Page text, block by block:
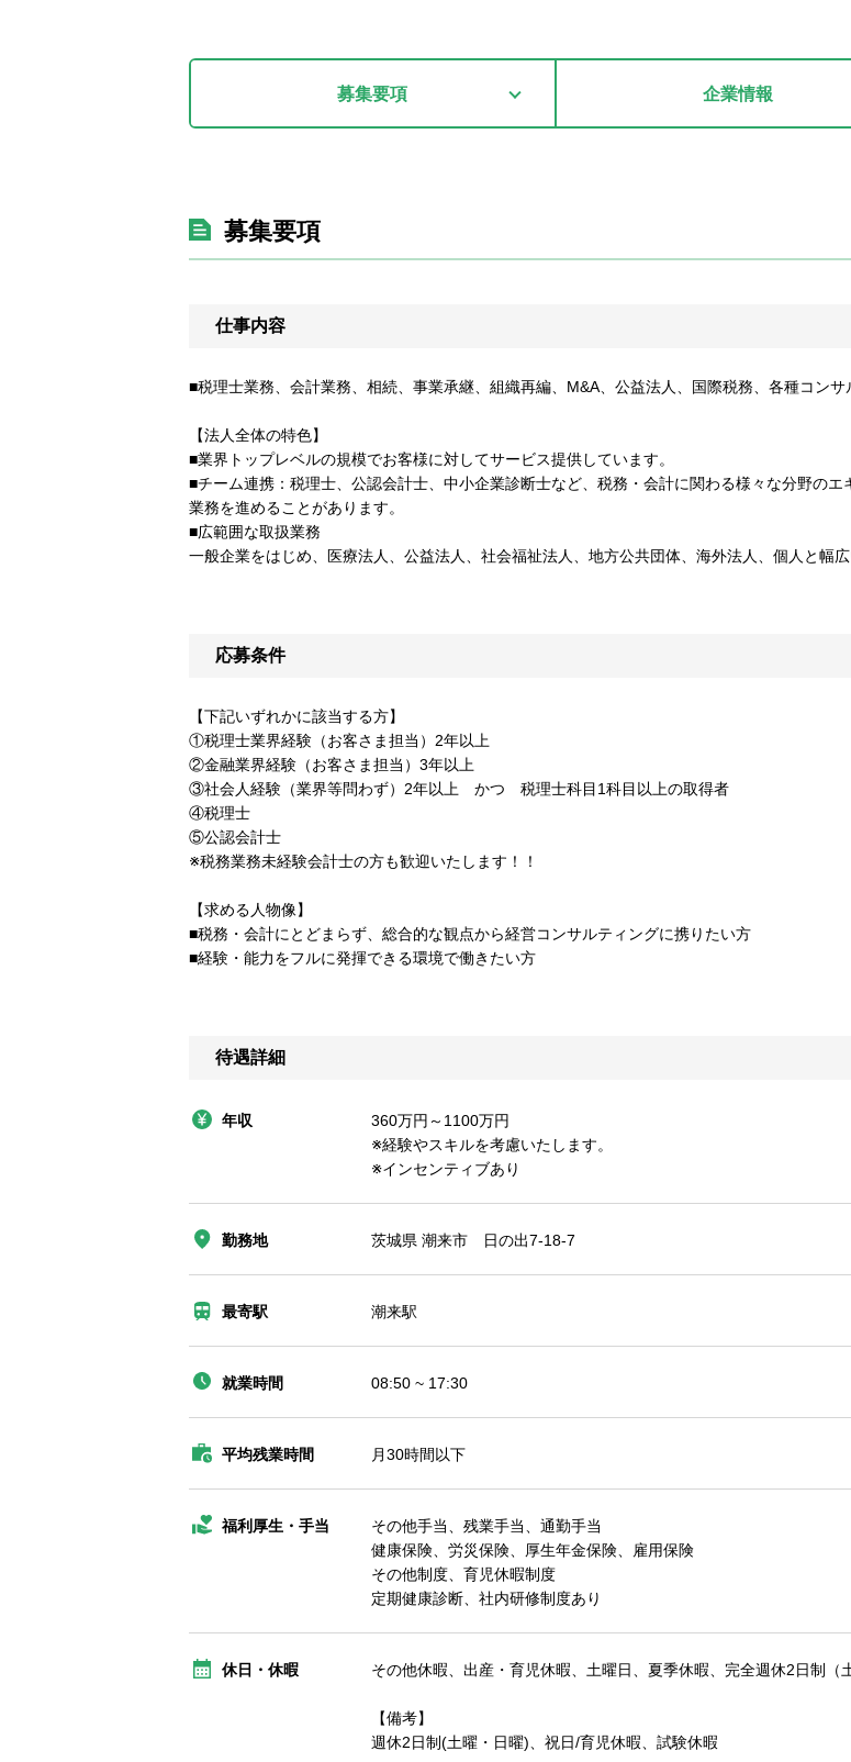
募集要項 企業情報
募集要項
仕事内容
■税理士業務、会計業務、相続、事業承継、組織再編、M&A、公益法人、国際税務、各種コンサ
【法人全体の特色】
■業界トップレベルの規模でお客様に対してサービス提供しています。
■チーム連携：税理士、公認会計士、中小企業診断士など、税務・会計に関わる様々な分野の
業務を進めることがあります。
■広範囲な取扱業務
一般企業をはじめ、医療法人、公益法人、社会福祉法人、地方公共団体、海外法人、個人と幅
応募条件
【下記いずれかに該当する方】
①税理士業界経験（お客さま担当）2年以上
②金融業界経験（お客さま担当）3年以上
③社会人経験（業界等問わず）2年以上 かつ 税理士科目1科目以上の取得者
④税理士
⑤公認会計士
※税務業務未経験会計士の方も歓迎いたします！！
【求める人物像】
■税務・会計にとどまらず、総合的な観点から経営コンサルティングに携りたい方
■経験・能力をフルに発揮できる環境で働きたい方
待遇詳細
年収
360万円～1100万円
※経験やスキルを考慮いたします。
※インセンティブあり
勤務地 茨城県 潮来市 日の出7-18-7
最寄駅 潮来駅
就業時間 08:50 ~ 17:30
平均残業時間 月30時間以下
福利厚生・手当
その他手当、残業手当、通勤手当
健康保険、労災保険、厚生年金保険、雇用保険
その他制度、育児休暇制度
定期健康診断、社内研修制度あり
休日・休暇 その他休暇、出産・育児休暇、土曜日、夏季休暇、完全週休2日制
【備考】
週休2日制(土曜・日曜)、祝日/育児休暇、試験休暇